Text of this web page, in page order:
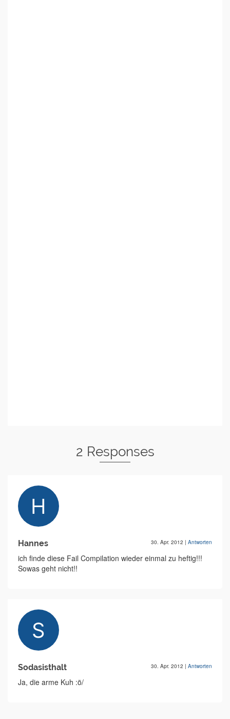
2 Responses
Hannes 30. Apr. 2012 | Antworten
ich finde diese Fail Compilation wieder einmal zu heftig!!!
Sowas geht nicht!!
Sodasisthalt 30. Apr. 2012 | Antworten
Ja, die arme Kuh :ö/